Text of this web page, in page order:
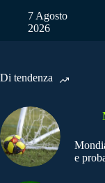
7 Agosto
2026
Di tendenza
e